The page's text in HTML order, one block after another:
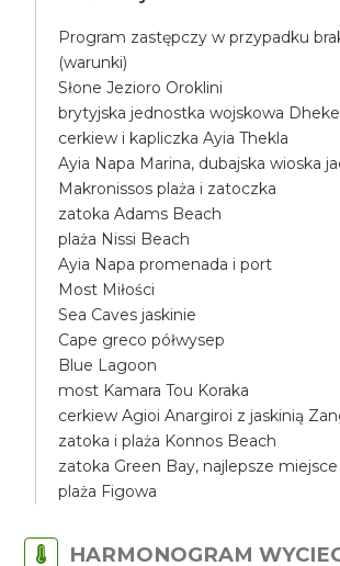
Program zastępczy w przypadku
(warunki)
Słone Jezioro Oroklini
brytyjska jednostka wojskowa
cerkiew i kapliczka Ayia Thekla
Ayia Napa Marina, dubajska wioska
Makronissos plaża i zatoczka
zatoka Adams Beach
plaża Nissi Beach
Ayia Napa promenada i port
Most Miłości
Sea Caves jaskinie
Cape greco półwysep
Blue Lagoon
most Kamara Tou Koraka
cerkiew Agioi Anargiroi z jaskinią
zatoka i plaża Konnos Beach
zatoka Green Bay, najlepsze
plaża Figowa
HARMONOGRAM